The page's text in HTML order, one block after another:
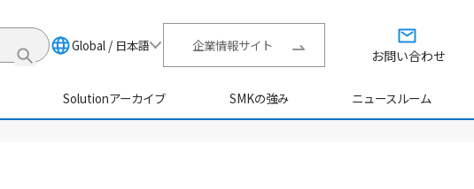
Global / 日本語 企業情報サイト
お問い合わせ
Solutionアーカイブ SMKの強み
ニュースルーム